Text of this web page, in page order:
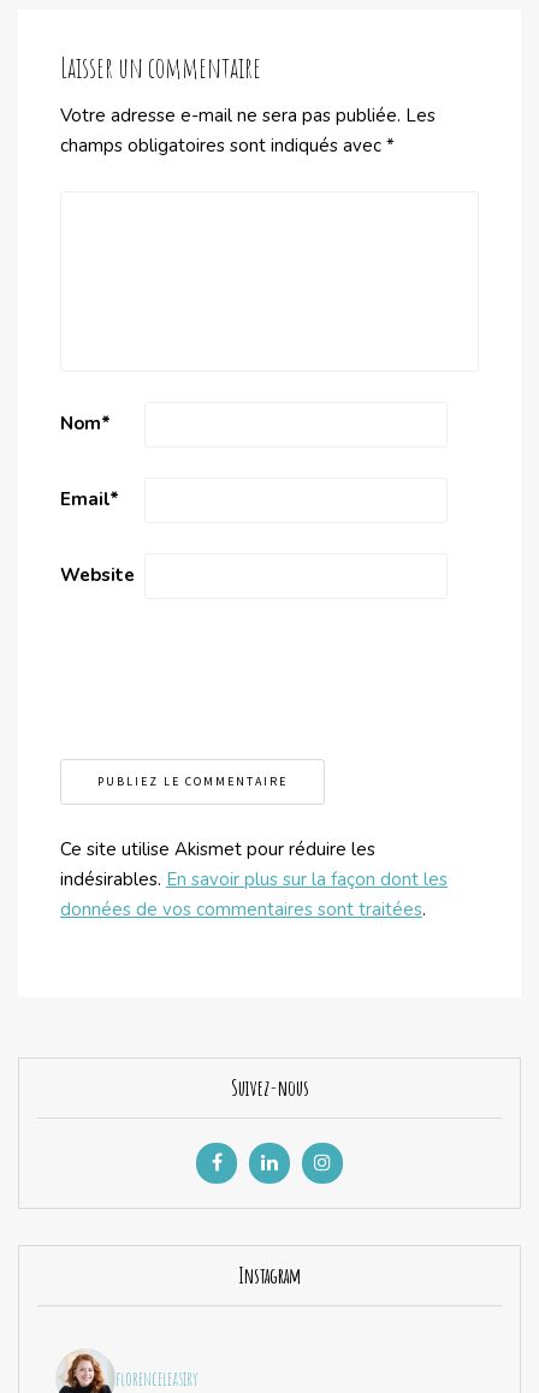
Laisser un commentaire
Votre adresse e-mail ne sera pas publiée. Les
champs obligatoires sont indiqués avec *
Nom*
Email*
Website
Ce site utilise Akismet pour réduire les
indésirables. En savoir plus sur la façon dont les
données de vos commentaires sont traitées.
Suivez-nous
Instagram
florenceleasiry